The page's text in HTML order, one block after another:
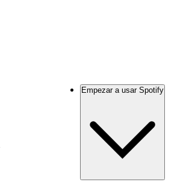
Empezar a usar Spotify